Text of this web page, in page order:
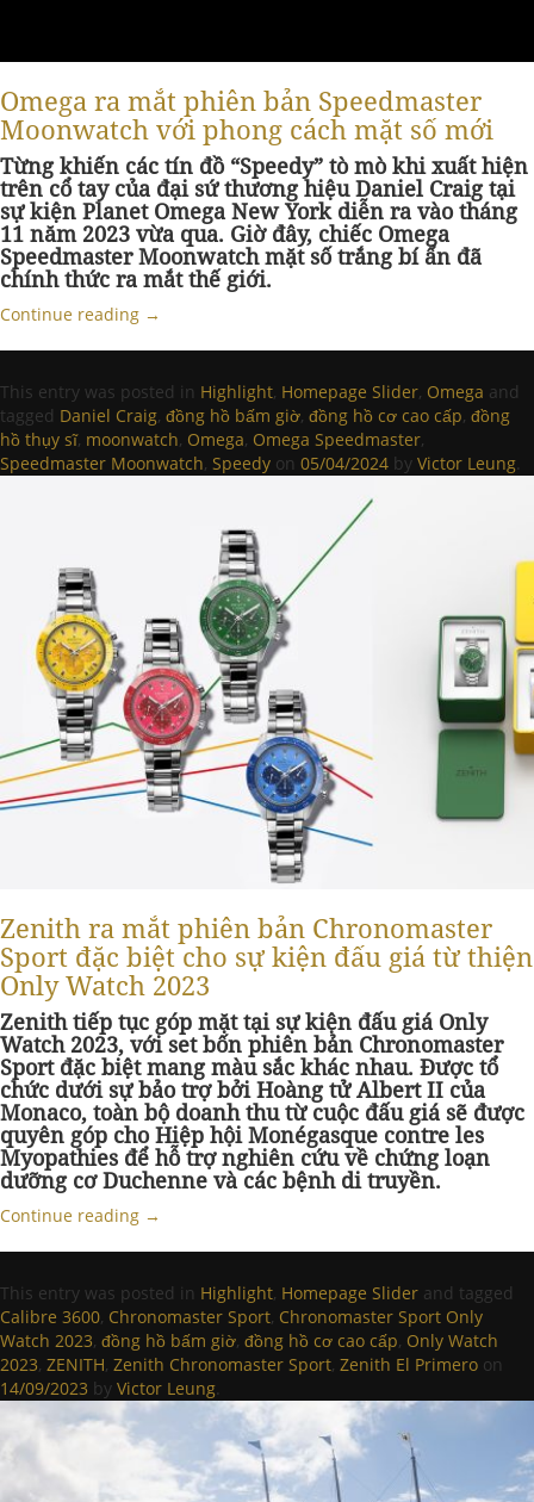
Omega ra mắt phiên bản Speedmaster
Moonwatch với phong cách mặt số mới
Từng khiến các tín đồ “Speedy” tò mò khi xuất hiện
trên cổ tay của đại sứ thương hiệu Daniel Craig tại
sự kiện Planet Omega New York diễn ra vào tháng
11 năm 2023 vừa qua. Giờ đây, chiếc Omega
Speedmaster Moonwatch mặt số trắng bí ẩn đã
chính thức ra mắt thế giới.
Continue reading →
This entry was posted in Highlight, Homepage Slider, Omega and
tagged Daniel Craig, đồng hồ bấm giờ, đồng hồ cơ cao cấp, đồng
hồ thụy sĩ, moonwatch, Omega, Omega Speedmaster,
Speedmaster Moonwatch, Speedy on 05/04/2024 by Victor Leung.
Zenith ra mắt phiên bản Chronomaster
Sport đặc biệt cho sự kiện đấu giá từ thiện
Only Watch 2023
Zenith tiếp tục góp mặt tại sự kiện đấu giá Only
Watch 2023, với set bốn phiên bản Chronomaster
Sport đặc biệt mang màu sắc khác nhau. Được tổ
chức dưới sự bảo trợ bởi Hoàng tử Albert II của
Monaco, toàn bộ doanh thu từ cuộc đấu giá sẽ được
quyên góp cho Hiệp hội Monégasque contre les
Myopathies để hỗ trợ nghiên cứu về chứng loạn
dưỡng cơ Duchenne và các bệnh di truyền.
Continue reading →
This entry was posted in Highlight, Homepage Slider and tagged
Calibre 3600, Chronomaster Sport, Chronomaster Sport Only
Watch 2023, đồng hồ bấm giờ, đồng hồ cơ cao cấp, Only Watch
2023, ZENITH, Zenith Chronomaster Sport, Zenith El Primero on
14/09/2023 by Victor Leung.